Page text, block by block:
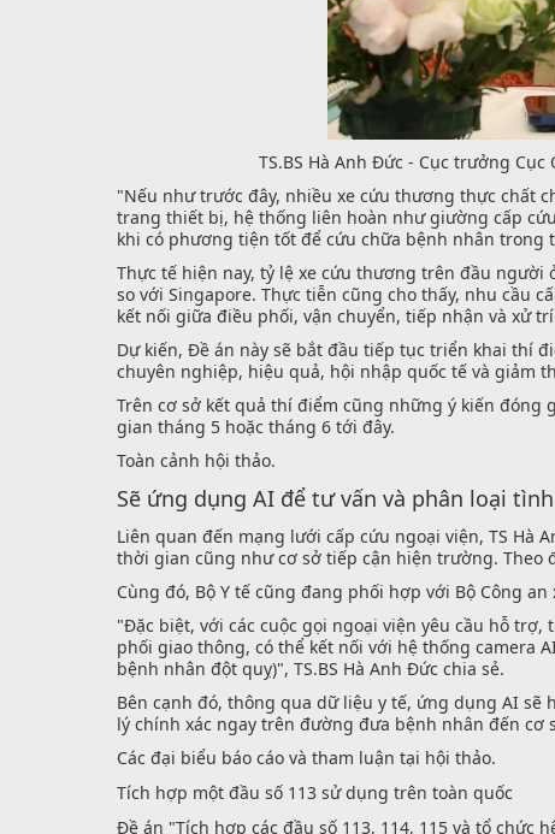
TS.BS Hà Anh Đức - Cục trưởng
"Nếu như trước đây, nhiều xe cứu thương thực chất
trang thiết bị, hệ thống liên hoàn như giường cấp
khi có phương tiện tốt để cứu chữa bệnh nhân trong
Thực tế hiện nay, tỷ lệ xe cứu thương trên đầu người
so với Singapore. Thực tiễn cũng cho thấy, nhu cầu
kết nối giữa điều phối, vận chuyển, tiếp nhận và xử
Dự kiến, Đề án này sẽ bắt đầu tiếp tục triển khai thí
chuyên nghiệp, hiệu quả, hội nhập quốc tế và giảm
Trên cơ sở kết quả thí điểm cũng những ý kiến
gian tháng 5 hoặc tháng 6 tới đây.
Toàn cảnh hội thảo.
Sẽ ứng dụng AI để tư vấn và phân loại
Liên quan đến mạng lưới cấp cứu ngoại viện, TS Hà
thời gian cũng như cơ sở tiếp cận hiện trường. Theo
Cùng đó, Bộ Y tế cũng đang phối hợp với Bộ Công
"Đặc biệt, với các cuộc gọi ngoại viện yêu cầu hỗ
phối giao thông, có thể kết nối với hệ thống camera
bệnh nhân đột quỵ)", TS.BS Hà Anh Đức chia sẻ.
Bên cạnh đó, thông qua dữ liệu y tế, ứng dụng AI
lý chính xác ngay trên đường đưa bệnh nhân đến cơ
Các đại biểu báo cáo và tham luận tại hội thảo.
Tích hợp một đầu số 113 sử dụng trên toàn quốc
Đề án "Tích hợp các đầu số 113, 114, 115 và tổ